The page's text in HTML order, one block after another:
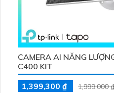
CAMERA AI NĂNG
C400 KIT
1,399,300 ₫
1,999,000 ₫